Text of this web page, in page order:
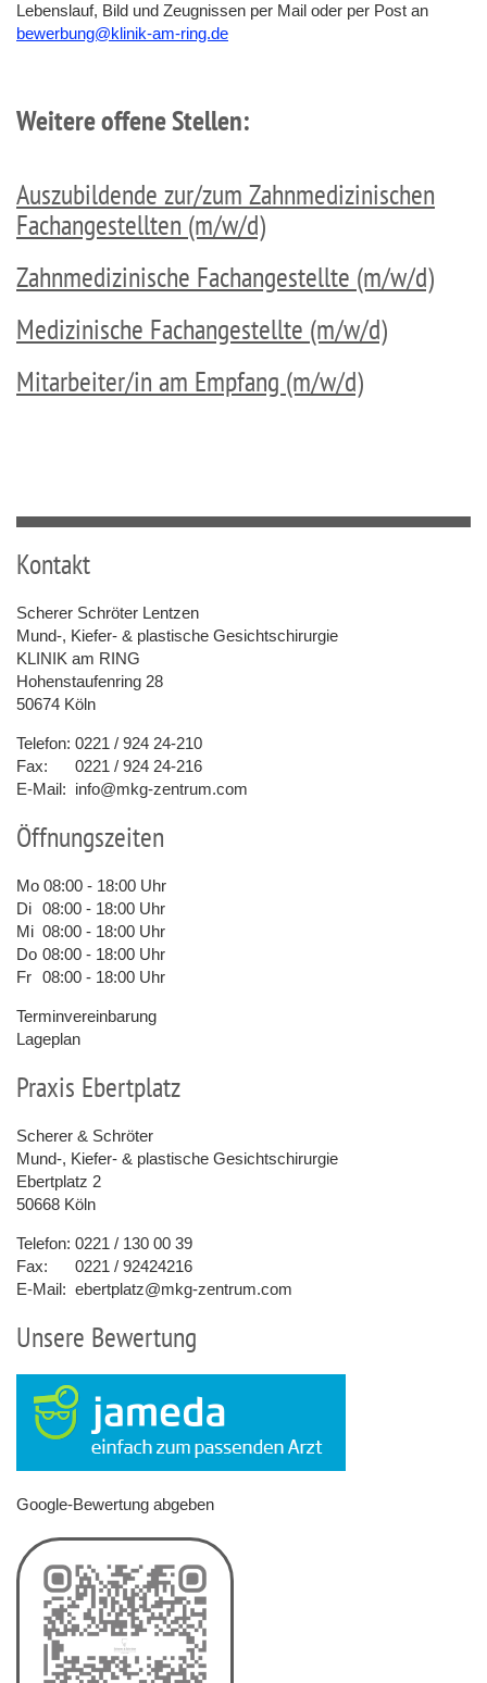
Lebenslauf, Bild und Zeugnissen per Mail oder per Post an
bewerbung@klinik-am-ring.de
Weitere offene Stellen:
Auszubildende zur/zum Zahnmedizinischen
Fachangestellten (m/w/d)
Zahnmedizinische Fachangestellte (m/w/d)
Medizinische Fachangestellte (m/w/d)
Mitarbeiter/in am Empfang (m/w/d)
Kontakt
Scherer Schröter Lentzen
Mund-, Kiefer- & plastische Gesichtschirurgie
KLINIK am RING
Hohenstaufenring 28
50674 Köln
Telefon: 0221 / 924 24-210
Fax:
0221 / 924 24-216
E-Mail: info@mkg-zentrum.com
Öffnungszeiten
Mo 08:00 - 18:00 Uhr
Di 08:00 - 18:00 Uhr
Mi 08:00 - 18:00 Uhr
Do 08:00 - 18:00 Uhr
Fr 08:00 - 18:00 Uhr
Terminvereinbarung
Lageplan
Praxis Ebertplatz
Scherer & Schröter
Mund-, Kiefer- & plastische Gesichtschirurgie
Ebertplatz 2
50668 Köln
Telefon: 0221 / 130 00 39
Fax:
0221 / 92424216
E-Mail: ebertplatz@mkg-zentrum.com
Unsere Bewertung
Google-Bewertung abgeben